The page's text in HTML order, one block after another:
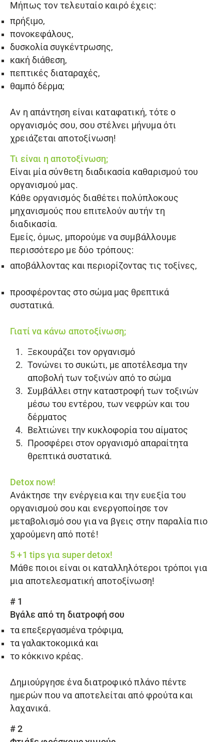
Μήπως τον τελευταίο καιρό έχεις:
πρήξιμο,
πονοκεφάλους,
δυσκολία συγκέντρωσης,
κακή διάθεση,
πεπτικές διαταραχές,
θαμπό δέρμα;
Αν η απάντηση είναι καταφατική, τότε ο
οργανισμός σου, σου στέλνει μήνυμα ότι
χρειάζεται αποτοξίνωση!
Τι είναι η αποτοξίνωση;
Είναι μία σύνθετη διαδικασία καθαρισμού του
οργανισμού μας.
Κάθε οργανισμός διαθέτει πολύπλοκους
μηχανισμούς που επιτελούν αυτήν τη
διαδικασία.
Εμείς, όμως, μπορούμε να συμβάλλουμε
περισσότερο με δύο τρόπους:
αποβάλλοντας και περιορίζοντας τις τοξίνες,
προσφέροντας στο σώμα μας θρεπτικά
συστατικά.
Γιατί να κάνω αποτοξίνωση;
Ξεκουράζει τον οργανισμό
Τονώνει το συκώτι, με αποτέλεσμα την
αποβολή των τοξινών από το σώμα
Συμβάλλει στην καταστροφή των τοξινών
μέσω του εντέρου, των νεφρών και του
δέρματος
Βελτιώνει την κυκλοφορία του αίματος
Προσφέρει στον οργανισμό απαραίτητα
θρεπτικά συστατικά.
Detox now!
Ανάκτησε την ενέργεια και την ευεξία του
οργανισμού σου και ενεργοποίησε τον
μεταβολισμό σου για να βγεις στην παραλία πιο
χαρούμενη από ποτέ!
5 +1 tips για super detox!
Μάθε ποιοι είναι οι καταλληλότεροι τρόποι για
μια αποτελεσματική αποτοξίνωση!
# 1
Βγάλε από τη διατροφή σου
τα επεξεργασμένα τρόφιμα,
τα γαλακτοκομικά και
το κόκκινο κρέας.
Δημιούργησε ένα διατροφικό πλάνο πέντε
ημερών που να αποτελείται από φρούτα και
λαχανικά.
# 2